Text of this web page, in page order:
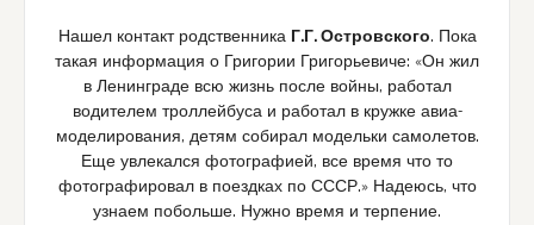
Нашел контакт родственника Г.Г. Островского. Пока
такая информация о Григории Григорьевиче: «Он жил
в Ленинграде всю жизнь после войны, работал
водителем троллейбуса и работал в кружке авиа-
моделирования, детям собирал модельки самолетов.
Еще увлекался фотографией, все время что то
фотографировал в поездках по СССР.» Надеюсь, что
узнаем побольше. Нужно время и терпение.